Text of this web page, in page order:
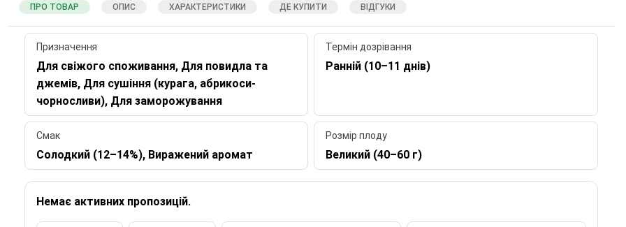
ПРО ТОВАР ОПИС ХАРАКТЕРИСТИКИ ДЕ КУПИТИ ВІДГУКИ
Призначення
Для свіжого споживання, Для повидла та
джемів, Для сушіння (курага, абрикоси-
чорносливи), Для заморожування
Термін дозрівання
Ранній (10–11 днів)
Смак
Солодкий (12–14%), Виражений аромат
Розмір плоду
Великий (40–60 г)
Немає активних пропозицій.